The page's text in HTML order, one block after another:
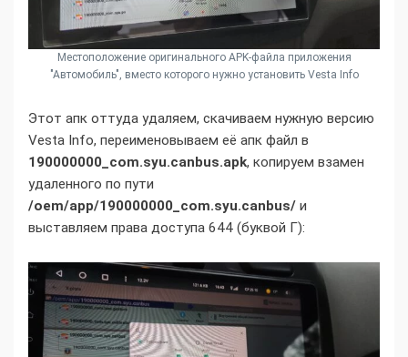
Местоположение оригинального APK-файла приложения
"Автомобиль", вместо которого нужно установить Vesta Info
Этот апк оттуда удаляем, скачиваем нужную версию
Vesta Info, переименовываем её апк файл в
190000000_com.syu.canbus.apk, копируем взамен
удаленного по пути
/oem/app/190000000_com.syu.canbus/ и
выставляем права доступа 644 (буквой Г):